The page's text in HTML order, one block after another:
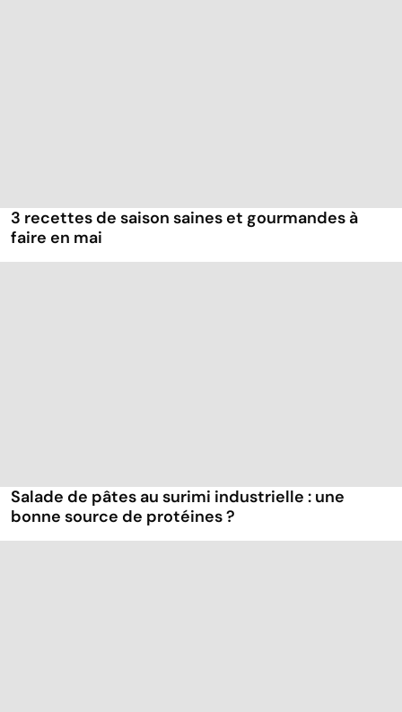
3 recettes de saison saines et gourmandes à
faire en mai
Salade de pâtes au surimi industrielle : une
bonne source de protéines ?